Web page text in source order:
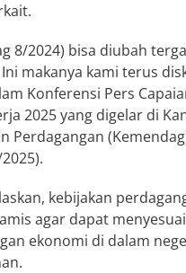
8/2024) bisa diubah
makanya kami terus
Konferensi Pers
2025 yang digelar di
Perdagangan
kebijakan
agar dapat
ekonomi di dalam